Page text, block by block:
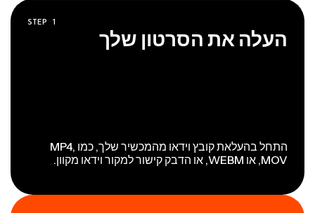
STEP 1
העלה את הסרטון שלך
התחל בהעלאת קובץ וידאו מהמכשיר שלך, כמו MP4,
MOV, או WEBM, או הדבק קישור למקור וידאו מקוון.